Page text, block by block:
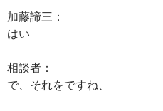
加藤諦三：
はい
相談者：
で、それをですね、